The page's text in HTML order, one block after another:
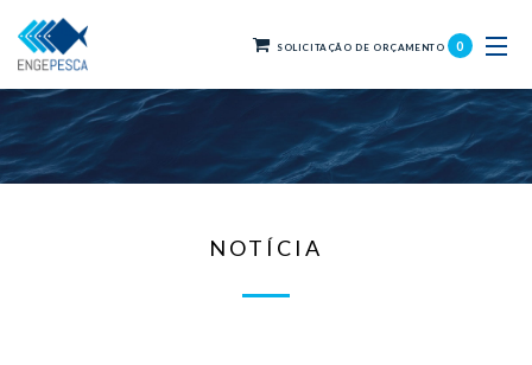
SOLICITAÇÃO DE ORÇAMENTO 0
NOTÍCIA